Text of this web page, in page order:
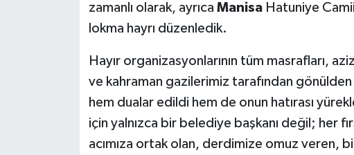
zamanlı olarak, ayrıca ManisaHatuniye Camii
lokma hayrı düzenledik.
Hayır organizasyonlarının tüm masrafları,
ve kahraman gazilerimiz tarafından gönülden
hem dualar edildi hem de onun hatırası
için yalnızca bir belediye başkanı değil; her
acımıza ortak olan, derdimize omuz veren,